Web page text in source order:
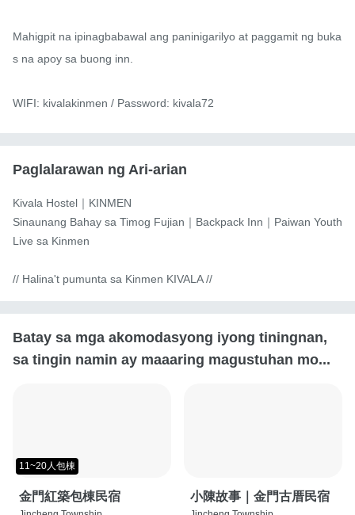
Mahigpit na ipinagbabawal ang paninigarilyo at paggamit ng buka
s na apoy sa buong inn.
WIFI: kivalakinmen / Password: kivala72
Paglalarawan ng Ari-arian
Kivala Hostel｜KINMEN
Sinaunang Bahay sa Timog Fujian｜Backpack Inn｜Paiwan Youth
Live sa Kinmen
// Halina't pumunta sa Kinmen KIVALA //
Batay sa mga akomodasyong iyong tiningnan,
sa tingin namin ay maaaring magustuhan mo...
11~20人包棟
金門紅築包棟民宿 小陳故事｜金門古厝民宿